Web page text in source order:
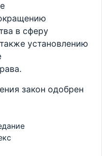
в сферу
установлению
закон одобрен